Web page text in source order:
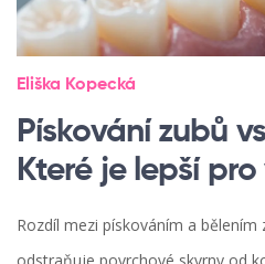
Eliška Kopecká
Pískování zubů
Které je lepší
Rozdíl mezi pískováním a bělením
odstraňuje povrchové skvrny od